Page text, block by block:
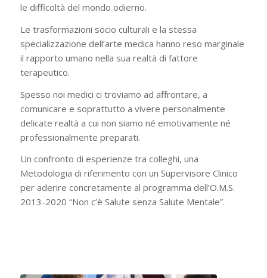
le difficoltà del mondo odierno.
Le trasformazioni socio culturali e la stessa
specializzazione dell’arte medica hanno reso marginale
il rapporto umano nella sua realtà di fattore
terapeutico.
Spesso noi medici ci troviamo ad affrontare, a
comunicare e soprattutto a vivere personalmente
delicate realtà a cui non siamo né emotivamente né
professionalmente preparati.
Un confronto di esperienze tra colleghi, una
Metodologia di riferimento con un Supervisore Clinico
per aderire concretamente al programma dell’O.M.S.
2013-2020 “Non c’è Salute senza Salute Mentale”.